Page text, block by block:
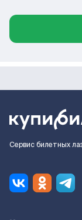
Сервис билетных